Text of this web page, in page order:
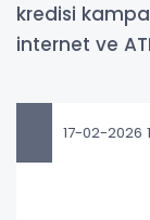
kredisi
internet ve
17-02-2026